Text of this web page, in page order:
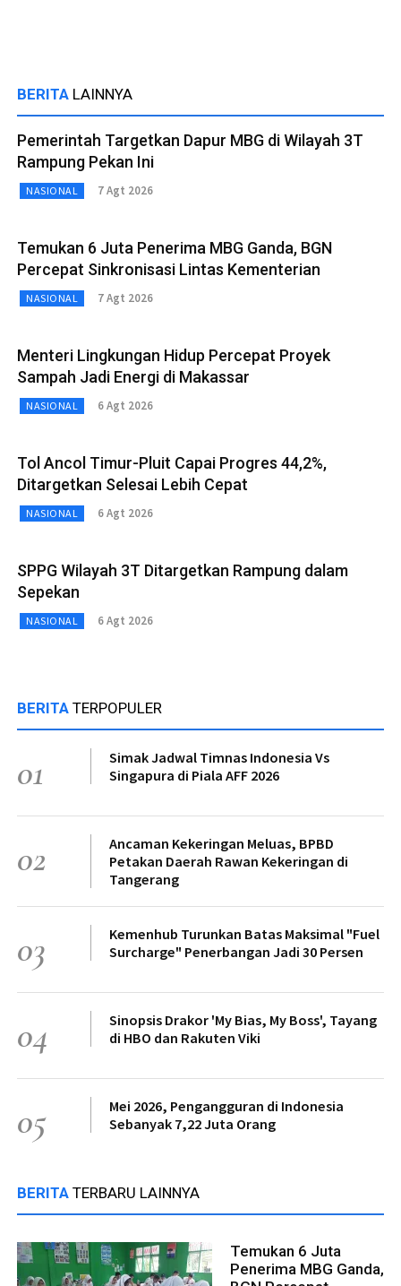
BERITA LAINNYA
Pemerintah Targetkan Dapur MBG di Wilayah 3T
Rampung Pekan Ini
NASIONAL 7 Agt 2026
Temukan 6 Juta Penerima MBG Ganda, BGN
Percepat Sinkronisasi Lintas Kementerian
NASIONAL 7 Agt 2026
Menteri Lingkungan Hidup Percepat Proyek
Sampah Jadi Energi di Makassar
NASIONAL 6 Agt 2026
Tol Ancol Timur-Pluit Capai Progres 44,2%,
Ditargetkan Selesai Lebih Cepat
NASIONAL 6 Agt 2026
SPPG Wilayah 3T Ditargetkan Rampung dalam
Sepekan
NASIONAL 6 Agt 2026
BERITA TERPOPULER
01
Simak Jadwal Timnas Indonesia Vs
Singapura di Piala AFF 2026
02
Ancaman Kekeringan Meluas, BPBD
Petakan Daerah Rawan Kekeringan di
Tangerang
03
Kemenhub Turunkan Batas Maksimal "Fuel
Surcharge" Penerbangan Jadi 30 Persen
04
Sinopsis Drakor 'My Bias, My Boss', Tayang
di HBO dan Rakuten Viki
05
Mei 2026, Pengangguran di Indonesia
Sebanyak 7,22 Juta Orang
BERITA TERBARU LAINNYA
Temukan 6 Juta
Penerima MBG Ganda,